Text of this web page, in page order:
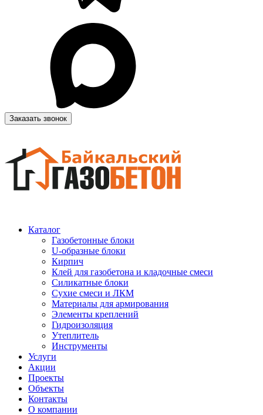
Заказать звонок
Каталог
Газобетонные блоки
U-образные блоки
Кирпич
Клей для газобетона и кладочные смеси
Силикатные блоки
Сухие смеси и ЛКМ
Материалы для армирования
Элементы креплений
Гидроизоляция
Утеплитель
Инструменты
Услуги
Акции
Проекты
Объекты
Контакты
О компании